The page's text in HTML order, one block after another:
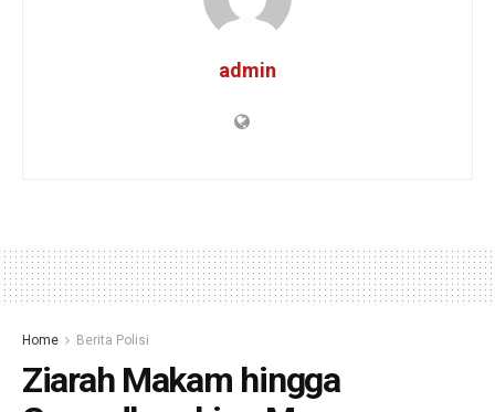
admin
Home Berita Polisi
Ziarah Makam hingga